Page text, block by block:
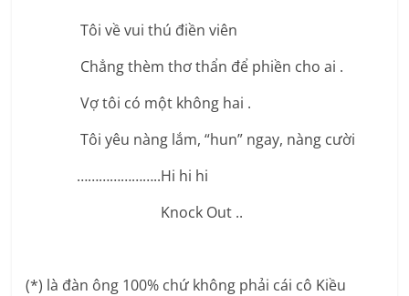
Tôi về vui thú điền viên
Chẳng thèm thơ thẩn để phiền cho ai .
Vợ tôi có một không hai .
Tôi yêu nàng lắm, “hun” ngay, nàng cười
…………………..Hi hi hi
Knock Out ..
(*) là đàn ông 100% chứ không phải cái cô Kiều